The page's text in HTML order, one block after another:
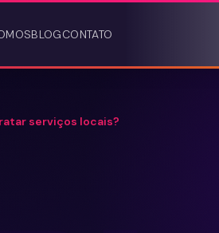
BLOGCONTATO
serviços locais?